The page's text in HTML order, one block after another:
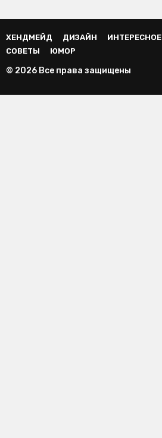
ХЕНДМЕЙД ДИЗАЙН ИНТЕРЕСНОЕ
СОВЕТЫ
ЮМОР
© 2026 Все права защищены